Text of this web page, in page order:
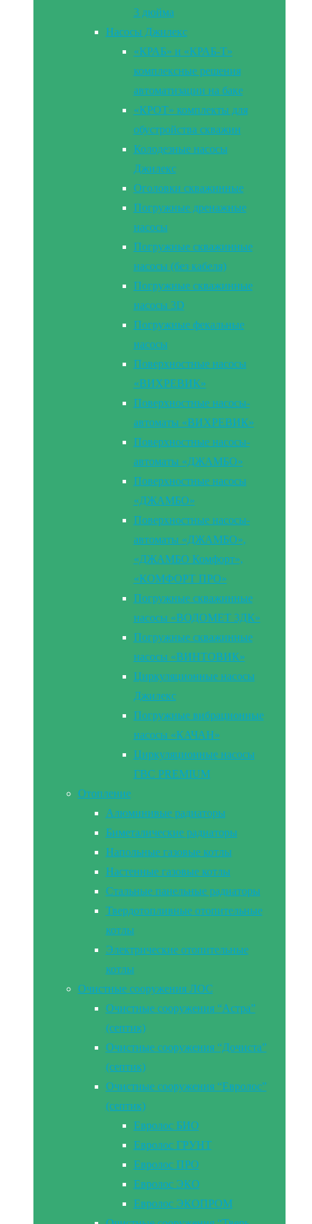
3 дюйма
Насосы Джилекс
«КРАБ» и «КРАБ-Т»
комплексные решения
автоматизации на баке
«КРОТ» комплекты для
обустройства скважин
Колодезные насосы
Джилекс
Оголовки скважинные
Погружные дренажные
насосы
Погружные скважинные
насосы (без кабеля)
Погружные скважинные
насосы 3D
Погружные фекальные
насосы
Поверхностные насосы
«ВИХРЕВИК»
Поверхностные насосы-
автоматы «ВИХРЕВИК»
Поверхностные насосы-
автоматы «ДЖАМБО»
Поверхностные насосы
«ДЖАМБО»
Поверхностные насосы-
автоматы «ДЖАМБО»,
«ДЖАМБО Комфорт»,
«КОМФОРТ ПРО»
Погружные скважинные
насосы «ВОДОМЕТ 3ДК»
Погружные скважинные
насосы «ВИНТОВИК»
Циркуляционные насосы
Джилекс
Погружные вибрационные
насосы «КАЧАН»
Циркуляционные насосы
ГВС PREMIUM
Отопление
Алюминивые радиаторы
Биметалические радиаторы
Напольные газовые котлы
Настенные газовые котлы
Стальные панельные радиаторы
Твердотопливные отопительные
котлы
Электрические отопительные
котлы
Очистные сооружения ЛОС
Очистные сооружения “Астра”
(септик)
Очистные сооружения “Дочиста”
(септик)
Очистные сооружения “Евролос”
(септик)
Евролос БИО
Евролос ГРУНТ
Евролос ПРО
Евролос ЭКО
Евролос ЭКОПРОМ